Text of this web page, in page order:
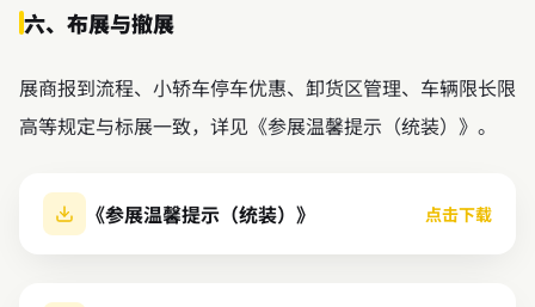
六、布展与撤展
展商报到流程、小轿车停车优惠、卸货区管理、车辆限长限
高等规定与标展一致，详见《参展温馨提示（统装）》。
《参展温馨提示（统装）》 点击下载